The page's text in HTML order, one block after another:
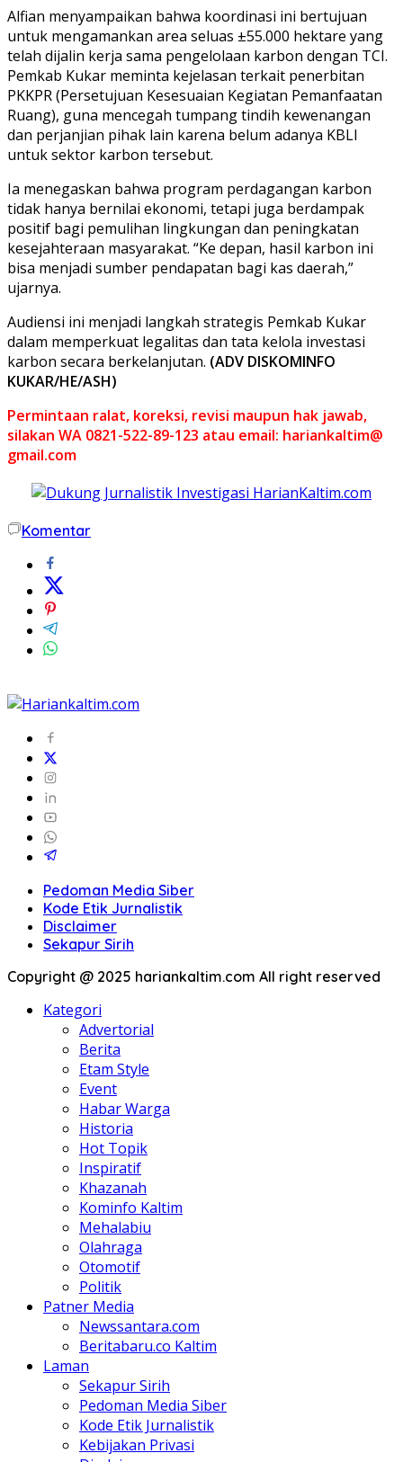
Alfian menyampaikan bahwa koordinasi ini bertujuan
untuk mengamankan area seluas ±55.000 hektare yang
telah dijalin kerja sama pengelolaan karbon dengan TCI.
Pemkab Kukar meminta kejelasan terkait penerbitan
PKKPR (Persetujuan Kesesuaian Kegiatan Pemanfaatan
Ruang), guna mencegah tumpang tindih kewenangan
dan perjanjian pihak lain karena belum adanya KBLI
untuk sektor karbon tersebut.
Ia menegaskan bahwa program perdagangan karbon
tidak hanya bernilai ekonomi, tetapi juga berdampak
positif bagi pemulihan lingkungan dan peningkatan
kesejahteraan masyarakat. “Ke depan, hasil karbon ini
bisa menjadi sumber pendapatan bagi kas daerah,”
ujarnya.
Audiensi ini menjadi langkah strategis Pemkab Kukar
dalam memperkuat legalitas dan tata kelola investasi
karbon secara berkelanjutan. (ADV DISKOMINFO
KUKAR/HE/ASH)
Permintaan ralat, koreksi, revisi maupun hak jawab,
silakan WA 0821-522-89-123 atau email: hariankaltim@
gmail.com
Komentar
Pedoman Media Siber
Kode Etik Jurnalistik
Disclaimer
Sekapur Sirih
Copyright @ 2025 hariankaltim.com All right reserved
Kategori
Advertorial
Berita
Etam Style
Event
Habar Warga
Historia
Hot Topik
Inspiratif
Khazanah
Kominfo Kaltim
Mehalabiu
Olahraga
Otomotif
Politik
Patner Media
Newssantara.com
Beritabaru.co Kaltim
Laman
Sekapur Sirih
Pedoman Media Siber
Kode Etik Jurnalistik
Kebijakan Privasi